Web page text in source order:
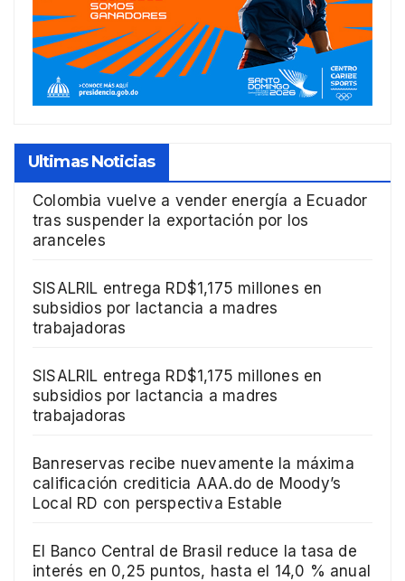
Ultimas Noticias
Colombia vuelve a vender energía a Ecuador
tras suspender la exportación por los
aranceles
SISALRIL entrega RD$1,175 millones en
subsidios por lactancia a madres
trabajadoras
SISALRIL entrega RD$1,175 millones en
subsidios por lactancia a madres
trabajadoras
Banreservas recibe nuevamente la máxima
calificación crediticia AAA.do de Moody’s
Local RD con perspectiva Estable
El Banco Central de Brasil reduce la tasa de
interés en 0,25 puntos, hasta el 14,0 % anual